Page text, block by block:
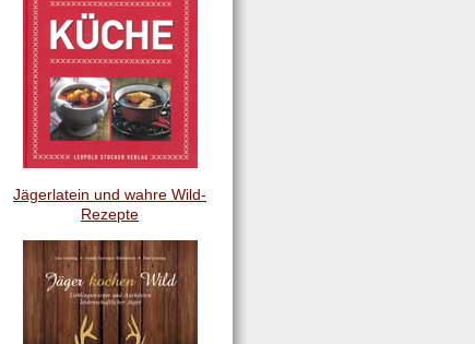
Jägerlatein und wahre Wild-
Rezepte